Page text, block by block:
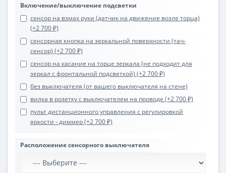
Включение/выключение подсветки
сенсор на взмах руки (датчик на движение возле торца)
(+2 700 ₽)
сенсорная кнопка на зеркальной поверхности (тач-
сенсор) (+2 700 ₽)
сенсор на касание на торце зеркала (не подходит для
зеркал с фронтальной подсветкой) (+2 700 ₽)
без выключателя (от вашего выключателя на стене)
вилка в розетку с выключателем на проводе (+2 700 ₽)
пульт дистанционного управления с регулировкой
яркости - диммер (+2 700 ₽)
Расположение сенсорного выключателя